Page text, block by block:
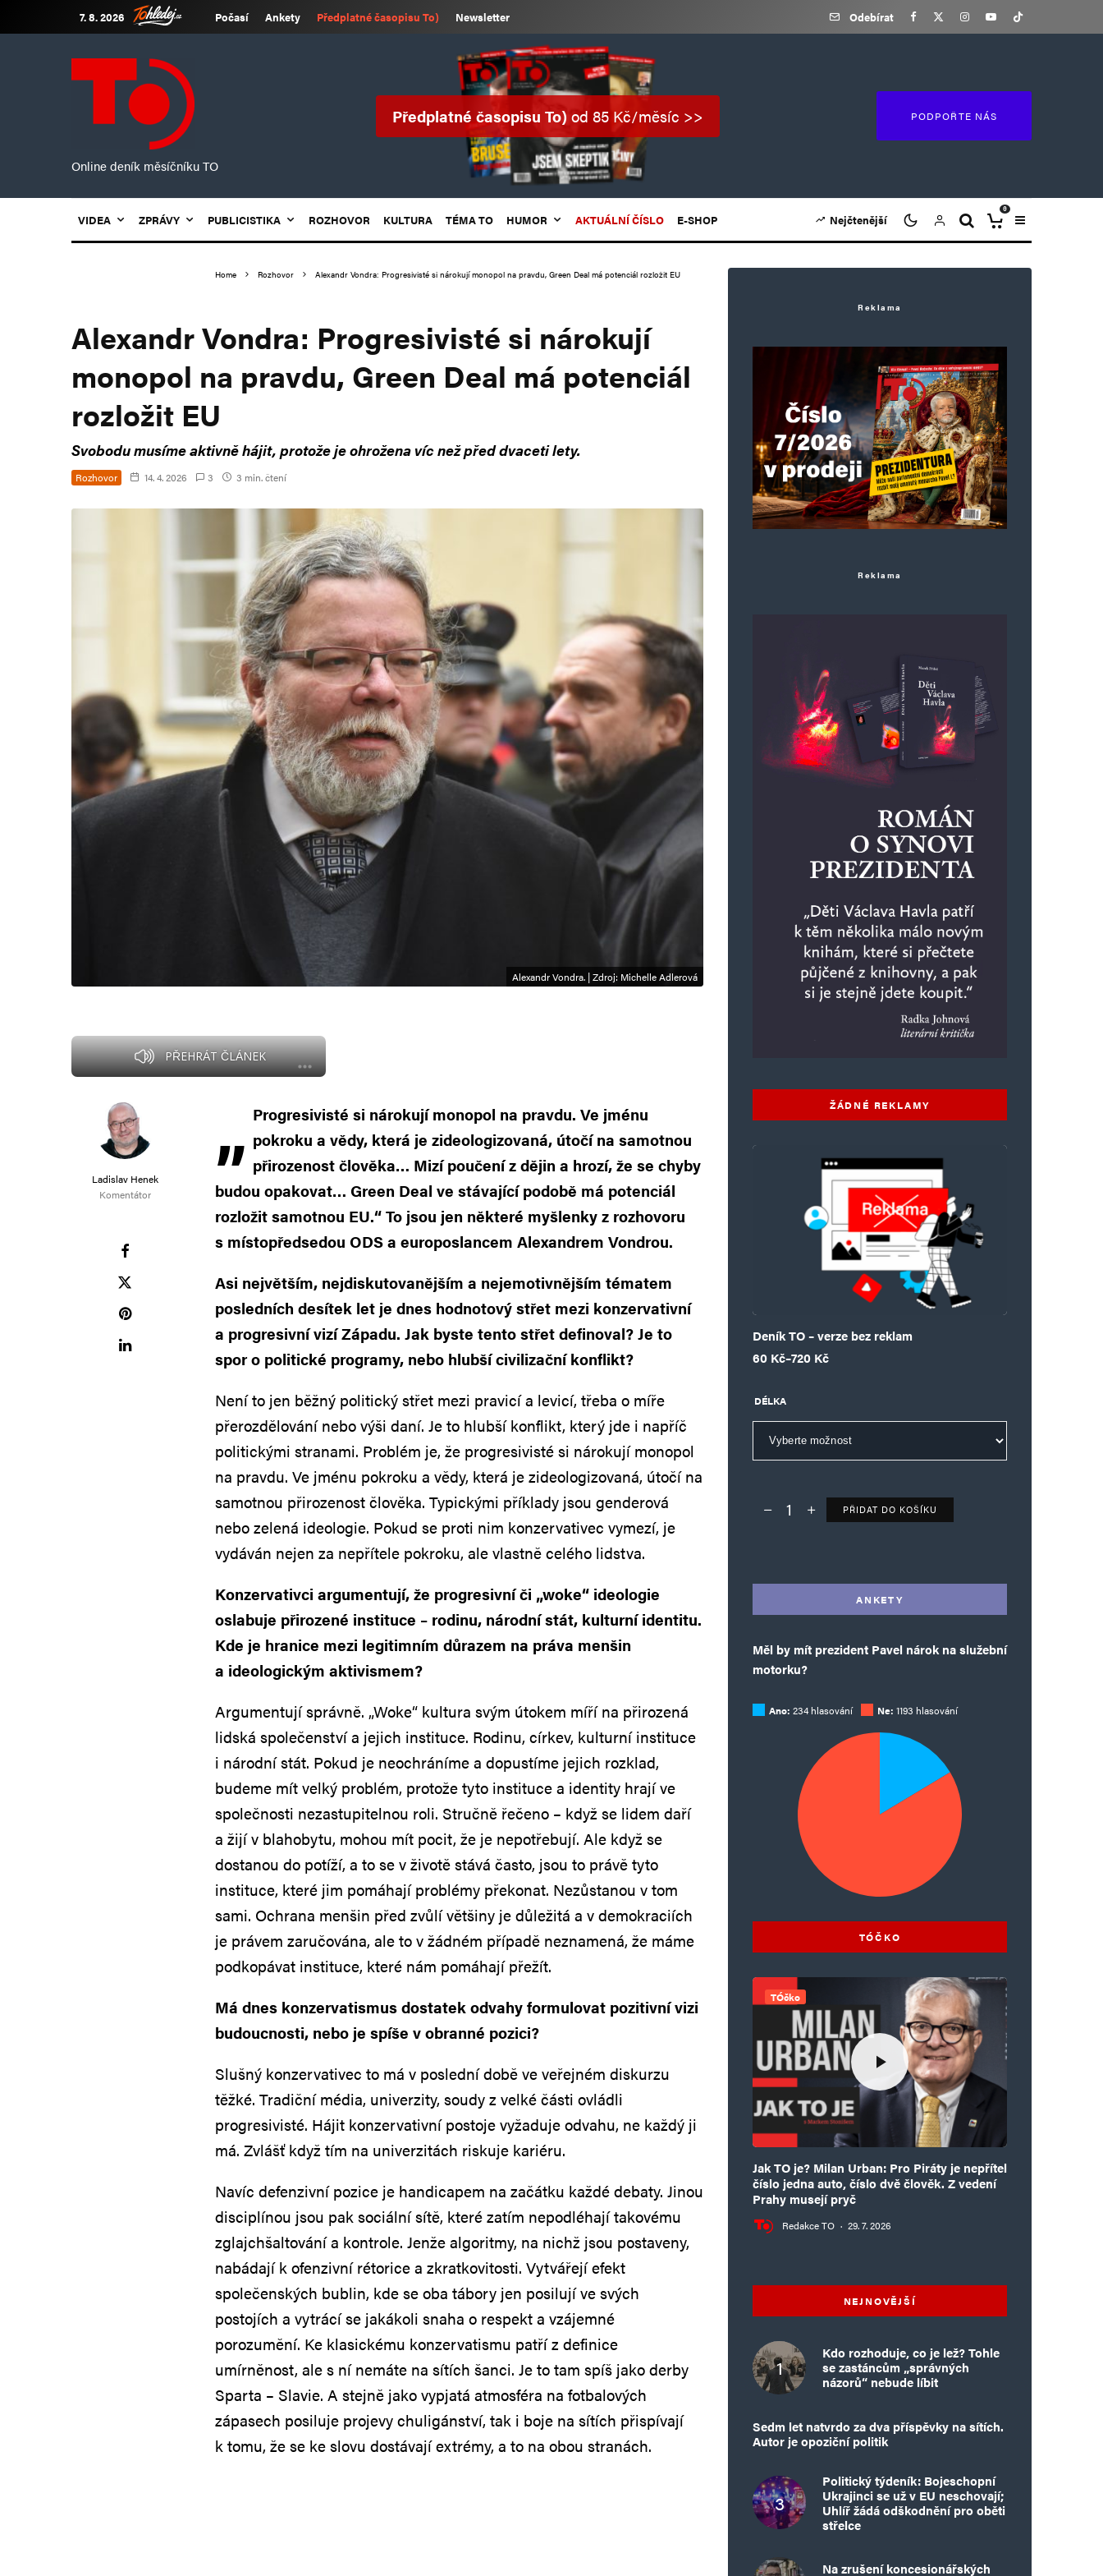
7. 8. 2026 Počasí Ankety Předplatné časopisu To) Newsletter Odebírat
Online deník měsíčníku TO
Předplatné časopisu To)od 85 Kč/měsíc >> PODPOŘTE NÁS
VIDEA ZPRÁVY PUBLICISTIKA ROZHOVOR KULTURA TÉMA TO HUMOR AKTUÁLNÍ ČÍSLO E-SHOP Nejčtenější
0
Home Rozhovor Alexandr Vondra: Progresivisté si nárokují monopol na pravdu, Green Deal má potenciál rozložit EU
Alexandr Vondra: Progresivisté si nárokují
monopol na pravdu, Green Deal má potenciál
rozložit EU
Svobodu musíme aktivně hájit, protože je ohrožena víc než před dvaceti lety.
Rozhovor 14. 4. 2026 3 3 min. čtení
Alexandr Vondra. | Zdroj: Michelle Adlerová
PŘEHRÁT ČLÁNEK
Ladislav Henek
Komentátor
„ Progresivisté si nárokují monopol na pravdu. Ve jménu
pokroku a vědy, která je zideologizovaná, útočí na samotnou
přirozenost člověka… Mizí poučení z dějin a hrozí, že se chyby
budou opakovat… Green Deal ve stávající podobě má potenciál
rozložit samotnou EU.“ To jsou jen některé myšlenky z rozhovoru
s místopředsedou ODS a europoslancem Alexandrem Vondrou.
Asi největším, nejdiskutovanějším a nejemotivnějším tématem
posledních desítek let je dnes hodnotový střet mezi konzervativní
a progresivní vizí Západu. Jak byste tento střet definoval? Je to
spor o politické programy, nebo hlubší civilizační konflikt?
Není to jen běžný politický střet mezi pravicí a levicí, třeba o míře
přerozdělování nebo výši daní. Je to hlubší konflikt, který jde i napříč
politickými stranami. Problém je, že progresivisté si nárokují monopol
na pravdu. Ve jménu pokroku a vědy, která je zideologizovaná, útočí na
samotnou přirozenost člověka. Typickými příklady jsou genderová
nebo zelená ideologie. Pokud se proti nim konzervativec vymezí, je
vydáván nejen za nepřítele pokroku, ale vlastně celého lidstva.
Konzervativci argumentují, že progresivní či „woke“ ideologie
oslabuje přirozené instituce – rodinu, národní stát, kulturní identitu.
Kde je hranice mezi legitimním důrazem na práva menšin
a ideologickým aktivismem?
Argumentují správně. „Woke“ kultura svým útokem míří na přirozená
lidská společenství a jejich instituce. Rodinu, církev, kulturní instituce
i národní stát. Pokud je neochráníme a dopustíme jejich rozklad,
budeme mít velký problém, protože tyto instituce a identity hrají ve
společnosti nezastupitelnou roli. Stručně řečeno – když se lidem daří
a žijí v blahobytu, mohou mít pocit, že je nepotřebují. Ale když se
dostanou do potíží, a to se v životě stává často, jsou to právě tyto
instituce, které jim pomáhají problémy překonat. Nezůstanou v tom
sami. Ochrana menšin před zvůlí většiny je důležitá a v demokraciích
je právem zaručována, ale to v žádném případě neznamená, že máme
podkopávat instituce, které nám pomáhají přežít.
Má dnes konzervatismus dostatek odvahy formulovat pozitivní vizi
budoucnosti, nebo je spíše v obranné pozici?
Slušný konzervativec to má v poslední době ve veřejném diskurzu
těžké. Tradiční média, univerzity, soudy z velké části ovládli
progresivisté. Hájit konzervativní postoje vyžaduje odvahu, ne každý ji
má. Zvlášť když tím na univerzitách riskuje kariéru.
Navíc defenzivní pozice je handicapem na začátku každé debaty. Jinou
disciplínou jsou pak sociální sítě, které zatím nepodléhají takovému
zglajchšaltování a kontrole. Jenže algoritmy, na nichž jsou postaveny,
nabádají k ofenzivní rétorice a zkratkovitosti. Vytvářejí efekt
společenských bublin, kde se oba tábory jen posilují ve svých
postojích a vytrácí se jakákoli snaha o respekt a vzájemné
porozumění. Ke klasickému konzervatismu patří z definice
umírněnost, ale s ní nemáte na sítích šanci. Je to tam spíš jako derby
Sparta – Slavie. A stejně jako vypjatá atmosféra na fotbalových
zápasech posiluje projevy chuligánství, tak i boje na sítích přispívají
k tomu, že se ke slovu dostávají extrémy, a to na obou stranách.
Reklama
Reklama
ŽÁDNÉ REKLAMY
Deník TO – verze bez reklam
60 Kč–720 Kč
Rozpětí cen: 60 Kč až 720 Kč
DÉLKA
Deník TO – verze bez reklam množství
PŘIDAT DO KOŠÍKU
ANKETY
Měl by mít prezident Pavel nárok na služební
motorku?
Ano: 234 hlasování Ne: 1193 hlasování
TÓČKO
TÓčko
Jak TO je? Milan Urban: Pro Piráty je nepřítel
číslo jedna auto, číslo dvě člověk. Z vedení
Prahy musejí pryč
Redakce TO · 29. 7. 2026
NEJNOVĚJŠÍ
Kdo rozhoduje, co je lež? Tohle
se zastáncům „správných
názorů“ nebude líbit
Sedm let natvrdo za dva příspěvky na sítích.
Autor je opoziční politik
Politický týdeník: Bojeschopní
Ukrajinci se už v EU neschovají;
Uhlíř žádá odškodnění pro oběti
střelce
Na zrušení koncesionářských